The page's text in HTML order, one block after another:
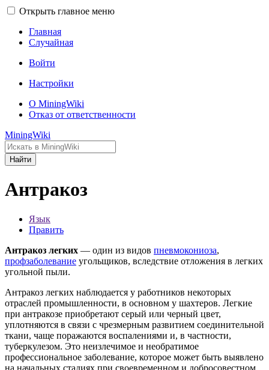
Открыть главное меню
Главная
Случайная
Войти
Настройки
О MiningWiki
Отказ от ответственности
MiningWiki
Найти
Антракоз
Язык
Править
Антракоз легких — один из видов пневмокониоза,
профзаболевание угольщиков, вследствие отложения в легких
угольной пыли.
Антракоз легких наблюдается у работников некоторых
отраслей промышленности, в основном у шахтеров. Легкие
при антракозе приобретают серый или черный цвет,
уплотняются в связи с чрезмерным развитием соединительной
ткани, чаще поражаются воспалениями и, в частности,
туберкулезом. Это неизлечимое и необратимое
профессиональное заболевание, которое может быть выявлено
на начальных стадиях при своевременном и добросовестном